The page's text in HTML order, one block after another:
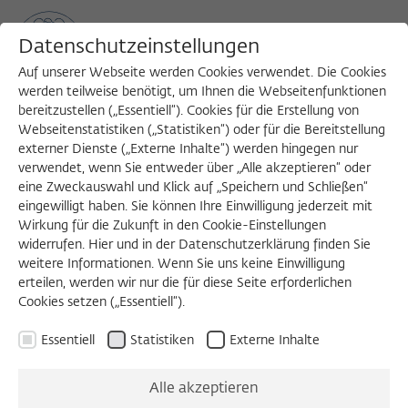
MENU
Search
Datenschutzeinstellungen
Auf unserer Webseite werden Cookies verwendet. Die Cookies
werden teilweise benötigt, um Ihnen die Webseitenfunktionen
bereitzustellen („Essentiell“). Cookies für die Erstellung von
Webseitenstatistiken („Statistiken“) oder für die Bereitstellung
externer Dienste („Externe Inhalte“) werden hingegen nur
verwendet, wenn Sie entweder über „Alle akzeptieren“ oder
eine Zweckauswahl und Klick auf „Speichern und Schließen“
eingewilligt haben. Sie können Ihre Einwilligung jederzeit mit
Wirkung für die Zukunft in den Cookie-Einstellungen
widerrufen. Hier und in der Datenschutzerklärung finden Sie
weitere Informationen. Wenn Sie uns keine Einwilligung
erteilen, werden wir nur die für diese Seite erforderlichen
Cookies setzen („Essentiell“).
Essentiell Statistiken Externe Inhalte
Alle akzeptieren